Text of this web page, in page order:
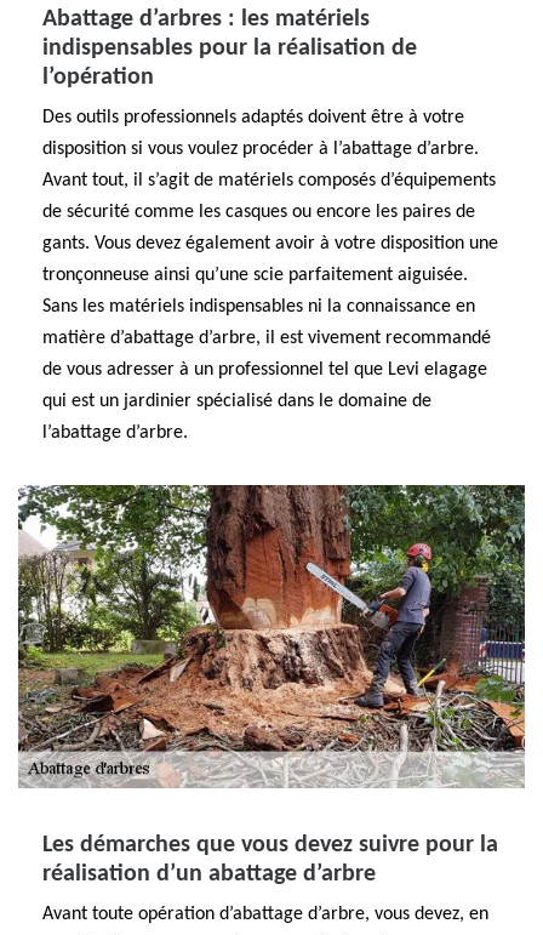
Abattage d’arbres : les matériels
indispensables pour la réalisation de
l’opération
Des outils professionnels adaptés doivent être à votre
disposition si vous voulez procéder à l’abattage d’arbre.
Avant tout, il s’agit de matériels composés d’équipements
de sécurité comme les casques ou encore les paires de
gants. Vous devez également avoir à votre disposition une
tronçonneuse ainsi qu’une scie parfaitement aiguisée.
Sans les matériels indispensables ni la connaissance en
matière d’abattage d’arbre, il est vivement recommandé
de vous adresser à un professionnel tel que Levi elagage
qui est un jardinier spécialisé dans le domaine de
l’abattage d’arbre.
Les démarches que vous devez suivre pour la
réalisation d’un abattage d’arbre
Avant toute opération d’abattage d’arbre, vous devez, en